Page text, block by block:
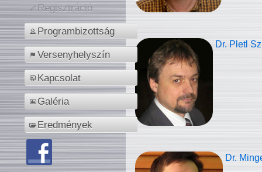
Regisztráció
Programbizottság
Versenyhelyszín
Kapcsolat
Galéria
Eredmények
Dr. Pletl
Dr.